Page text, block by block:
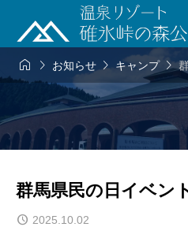
  お知らせキャンプ
群馬県民の日イベン
2025.10.02